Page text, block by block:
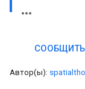
Автор(ы):